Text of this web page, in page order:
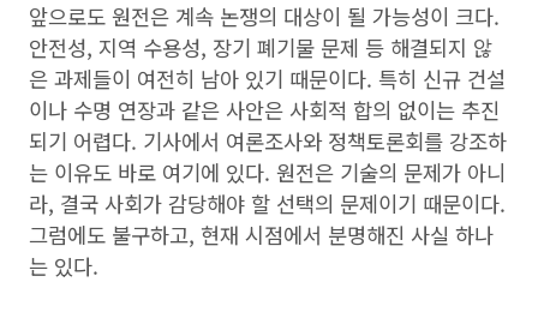
앞으로도 원전은 계속 논쟁의 대상이 될 가능성이 크다.
안전성, 지역 수용성, 장기 폐기물 문제 등 해결되지 않
은 과제들이 여전히 남아 있기 때문이다. 특히 신규 건설
이나 수명 연장과 같은 사안은 사회적 합의 없이는 추진
되기 어렵다. 기사에서 여론조사와 정책토론회를 강조하
는 이유도 바로 여기에 있다. 원전은 기술의 문제가 아니
라, 결국 사회가 감당해야 할 선택의 문제이기 때문이다.
그럼에도 불구하고, 현재 시점에서 분명해진 사실 하나
는 있다.